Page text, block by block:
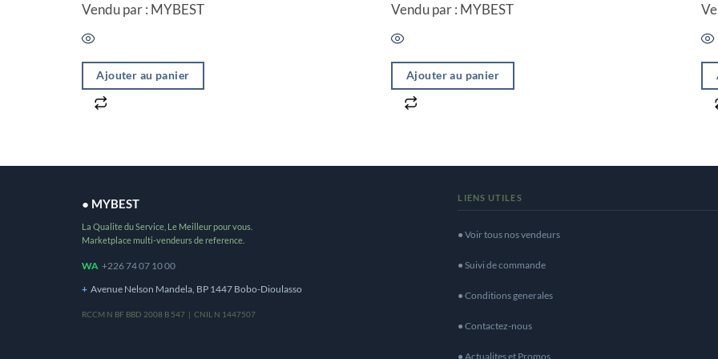
Vendu par : MYBEST
Ajouter au panier
Vendu par : MYBEST
Ajouter au panier
● MYBEST
La Qualite du Service, Le Meilleur pour vous.
Marketplace multi-vendeurs de reference.
WA +226 74 07 10 00
+ Avenue Nelson Mandela, BP 1447 Bobo-Dioulasso
RCCM N BF BBD 2008 B 547 | CNIL N 1447507
LIENS UTILES
● Voir tous nos vendeurs
● Suivi de commande
● Conditions generales
● Contactez-nous
● Actualites et Promos